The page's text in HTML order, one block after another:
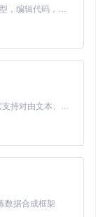
模型版本与水印
格式转换
为基础格式：
Claude Code 的开源替代方案。连接任意大模型，编辑代码，运行命令，自动验证 — 全自动执行。用 Rust 构建，极致性能。 ｜ An open-source alternative to Claude Code. Connect any LLM, edit code, run commands, and verify changes — autonomously. Built in Rust for speed. Get Started
MiniMax H3 是一个通用的全模态生成系统。它支持对由文本、图像、视频和音频组成的多模态上下文进行统一理解，并能生成分辨率高达 2K、时长可达 15 秒的带原生立体声音频的视频。得益于面向任务泛化的系统设计，H3 在预训练阶段就已具备广泛的多模态上下文理解与生成能力，能够出色地执行复杂的多模态指令。
数据合成框架